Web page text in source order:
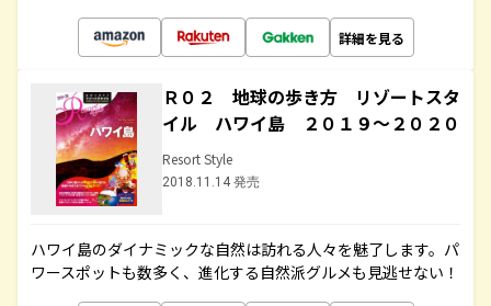
詳細を見る
Ｒ０２ 地球の歩き方 リゾートスタ
イル ハワイ島 ２０１９～２０２０
Resort Style
2018.11.14 発売
ハワイ島のダイナミックな自然は訪れる人々を魅了します。パ
ワースポットも数多く、進化する自然派グルメも見逃せない！